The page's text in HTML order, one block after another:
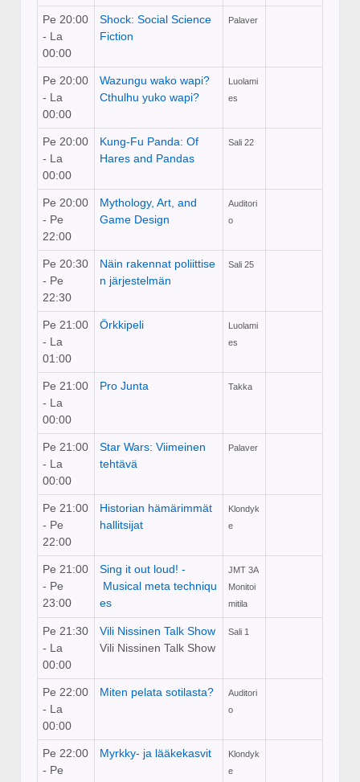
Pe 20:00
- La
00:00
Shock: Social Science
Fiction
Palaver
Pe 20:00
- La
00:00
Wazungu wako wapi?
Cthulhu yuko wapi?
Luolami
es
Pe 20:00
- La
00:00
Kung-Fu Panda: Of
Hares and Pandas
Sali 22
Pe 20:00
- Pe
22:00
Mythology, Art, and
Game Design
Auditori
o
Pe 20:30
- Pe
22:30
Näin rakennat poliittise
n järjestelmän
Sali 25
Pe 21:00
- La
01:00
Örkkipeli
Luolami
es
Pe 21:00
- La
00:00
Pro Junta Takka
Pe 21:00
- La
00:00
Star Wars: Viimeinen
tehtävä
Palaver
Pe 21:00
- Pe
22:00
Historian hämärimmät
hallitsijat
Klondyk
e
Pe 21:00
- Pe
23:00
Sing it out loud! ­
Musical meta techniqu
es
JMT 3A
Monitoi
mitila
Pe 21:30
- La
00:00
Vili Nissinen Talk Show
Vili Nissinen Talk Show
Sali 1
Pe 22:00
- La
00:00
Miten pelata sotilasta?
Auditori
o
Pe 22:00
- Pe
Myrkky-­ ja lääkekasvit
Klondyk
e